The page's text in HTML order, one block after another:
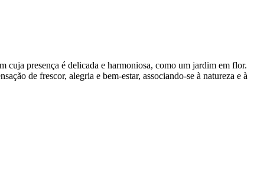
presença é delicada e harmoniosa, como um jardim em flor.
de frescor, alegria e bem-estar, associando-se à natureza e à